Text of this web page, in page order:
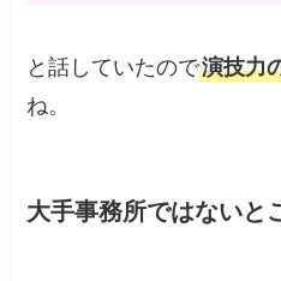
と話していたので演技力
ね。
大手事務所ではないと